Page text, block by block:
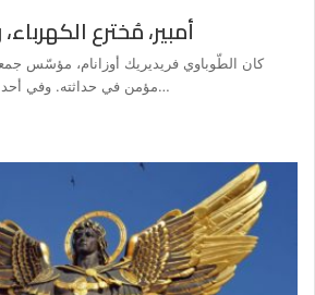
أمبير، مُخترع
كان الطّوباوي فريديريك أوزانام، مؤسّس
مؤمن في حداثته. وفي أحد الأيّام، دخل إحدى الكنائس…